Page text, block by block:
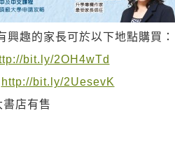
興趣的家長可於以下地點購買：
bit.ly/2OH4wTd
http://bit.ly/2UesevK
店有售